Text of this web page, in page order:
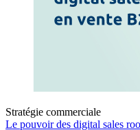
Stratégie commerciale
Le pouvoir des digital sales